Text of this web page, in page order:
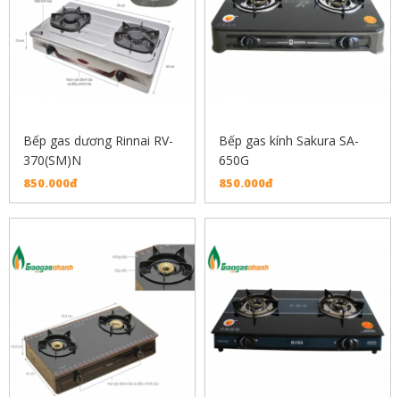
Bếp gas dương Rinnai RV-
370(SM)N
850.000đ
Bếp gas kính Sakura SA-
650G
850.000đ